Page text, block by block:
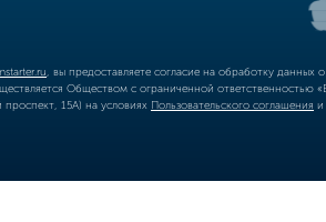
, вы предоставляете согласие на обработку
Обществом с ограниченной
15А) на условиях Пользовательского соглашения и